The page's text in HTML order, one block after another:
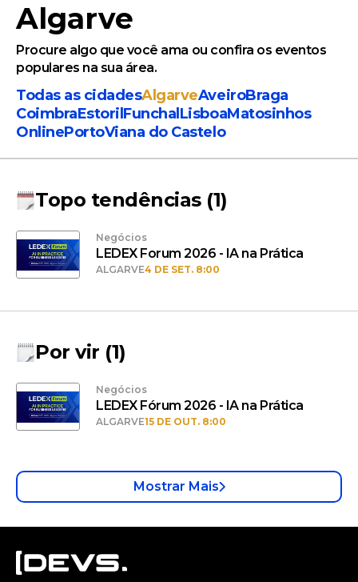
Algarve
Procure algo que você ama ou confira os eventos
populares na sua área.
Todas as cidadesAlgarveAveiroBraga
CoimbraEstoril Funchal LisboaMatosinhos
OnlinePortoViana do Castelo
Topo tendências(1)
Negócios
LEDEX Forum 2026 - IA na Prática
ALGARVE4 DE SET. 8:00
Por vir (1)
Negócios
LEDEX Fórum 2026 - IA na Prática
ALGARVE15 DE OUT. 8:00
Mostrar Mais